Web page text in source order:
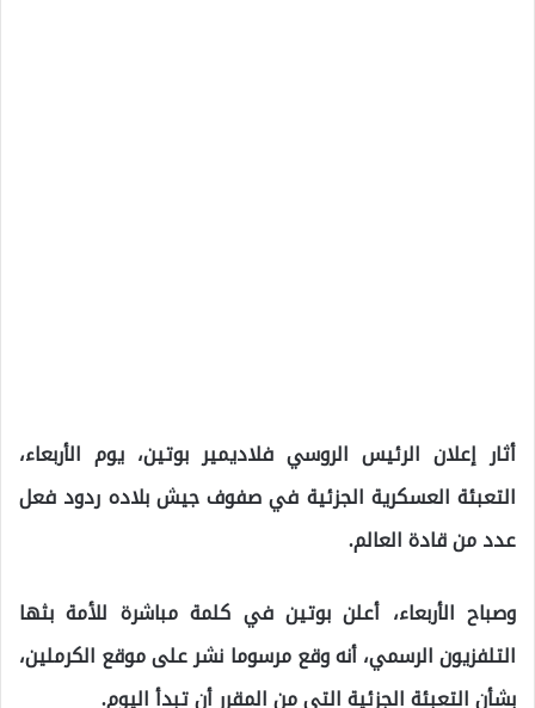
أثار إعلان الرئيس الروسي فلاديمير بوتين، يوم الأربعاء،
التعبئة العسكرية الجزئية في صفوف جيش بلاده ردود فعل
عدد من قادة العالم.
وصباح الأربعاء، أعلن بوتين في كلمة مباشرة للأمة بثها
التلفزيون الرسمي، أنه وقع مرسوما نشر على موقع الكرملين،
بشأن التعبئة الجزئية التي من المقرر أن تبدأ اليوم.